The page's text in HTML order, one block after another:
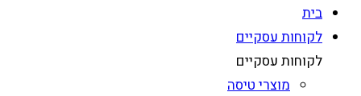
בית
לקוחות עסקיים
לקוחות עסקיים
מוצרי טיסה